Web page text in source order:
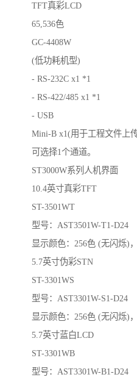
TFT真彩LCD
65,536色
GC-4408W
(低功耗机型)
- RS-232C x1 *1
- RS-422/485 x1 *1
- USB
Mini-B x1(用于工程文件上
可选择1个通道。
ST3000W系列人机界面
10.4英寸真彩TFT
ST-3501WT
型号：AST3501W-T1-D24
显示颜色：256色 (无闪烁)
5.7英寸伪彩STN
ST-3301WS
型号：AST3301W-S1-D24
显示颜色：256色 (无闪烁)
5.7英寸蓝白LCD
ST-3301WB
型号：AST3301W-B1-D24